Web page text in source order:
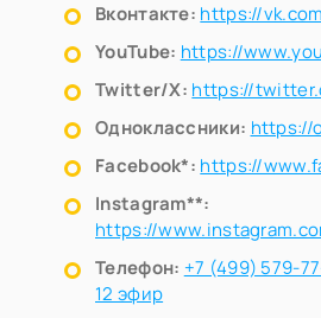
Вконтакте: https://
YouTube: https://
Twitter/X: https://
Одноклассники: https://
Facebook*: https://
Instagram**:
https://
Телефон: +7 (499) 579-
12 эфир